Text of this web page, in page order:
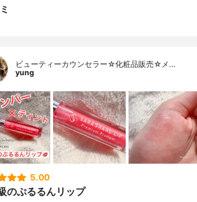
ビューティーカウンセラー☆化粧品販売☆メ…
yung
5.00
のぷるるんリップ